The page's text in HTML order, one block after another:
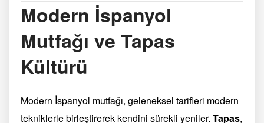
Modern İspanyol
Mutfağı ve Tapas
Kültürü
Modern İspanyol mutfağı, geleneksel tarifleri modern
tekniklerle birleştirerek kendini sürekli yeniler. Tapas,